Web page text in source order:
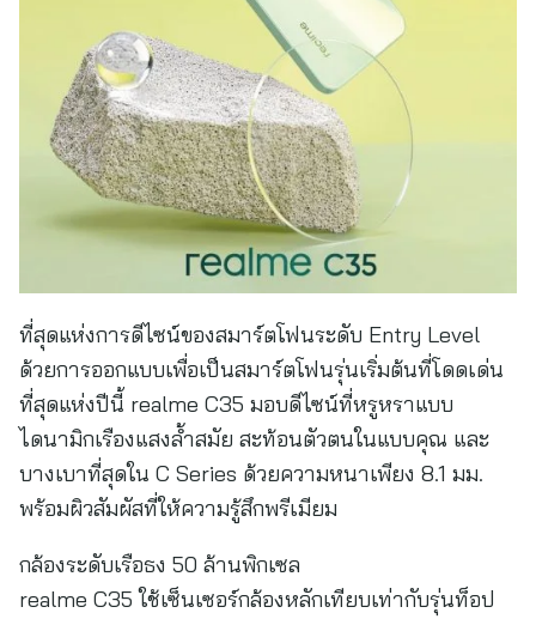
ที่สุดแห่งการดีไซน์ของสมาร์ตโฟนระดับ Entry Level
ด้วยการออกแบบเพื่อเป็นสมาร์ตโฟนรุ่นเริ่มต้นที่โดดเด่น
ที่สุดแห่งปีนี้ realme C35 มอบดีไซน์ที่หรูหราแบบ
ไดนามิกเรืองแสงล้ำสมัย สะท้อนตัวตนในแบบคุณ และ
บางเบาที่สุดใน C Series ด้วยความหนาเพียง 8.1 มม.
พร้อมผิวสัมผัสที่ให้ความรู้สึกพรีเมียม
กล้องระดับเรือธง 50 ล้านพิกเซล
realme C35 ใช้เซ็นเซอร์กล้องหลักเทียบเท่ากับรุ่นท็อป